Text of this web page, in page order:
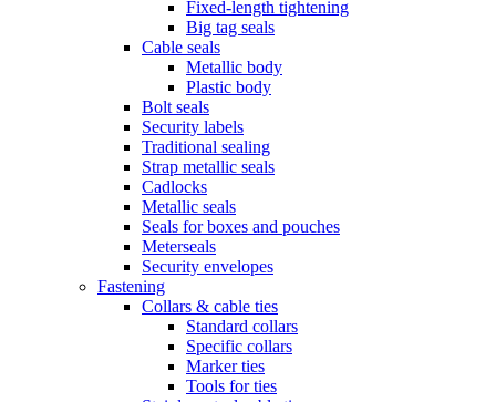
Fixed-length tightening
Big tag seals
Cable seals
Metallic body
Plastic body
Bolt seals
Security labels
Traditional sealing
Strap metallic seals
Cadlocks
Metallic seals
Seals for boxes and pouches
Meterseals
Security envelopes
Fastening
Collars & cable ties
Standard collars
Specific collars
Marker ties
Tools for ties